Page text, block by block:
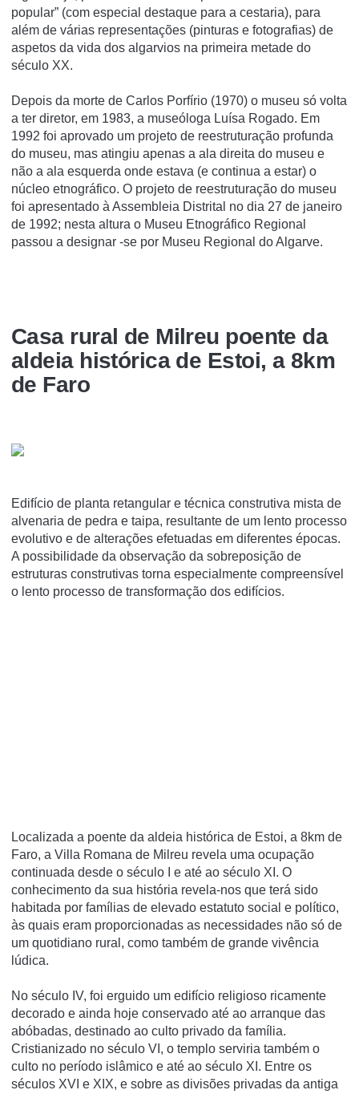
popular” (com especial destaque para a cestaria), para
além de várias representações (pinturas e fotografias) de
aspetos da vida dos algarvios na primeira metade do
século XX.
Depois da morte de Carlos Porfírio (1970) o museu só volta
a ter diretor, em 1983, a museóloga Luísa Rogado. Em
1992 foi aprovado um projeto de reestruturação profunda
do museu, mas atingiu apenas a ala direita do museu e
não a ala esquerda onde estava (e continua a estar) o
núcleo etnográfico. O projeto de reestruturação do museu
foi apresentado à Assembleia Distrital no dia 27 de janeiro
de 1992; nesta altura o Museu Etnográfico Regional
passou a designar -se por Museu Regional do Algarve.
Casa rural de Milreu poente da
aldeia histórica de Estoi, a 8km
de Faro
Edifí­cio de planta retangular e técnica construtiva mista de
alvenaria de pedra e taipa, resultante de um lento processo
evolutivo e de alterações efetuadas em diferentes épocas.
A possibilidade da observação da sobreposição de
estruturas construtivas torna especialmente compreensí­vel
o lento processo de transformação dos edifí­cios.
Localizada a poente da aldeia histórica de Estoi, a 8km de
Faro, a Villa Romana de Milreu revela uma ocupação
continuada desde o século I e até ao século XI. O
conhecimento da sua história revela-nos que terá sido
habitada por famílias de elevado estatuto social e político,
às quais eram proporcionadas as necessidades não só de
um quotidiano rural, como também de grande vivência
lúdica.
No século IV, foi erguido um edifício religioso ricamente
decorado e ainda hoje conservado até ao arranque das
abóbadas, destinado ao culto privado da família.
Cristianizado no século VI, o templo serviria também o
culto no período islâmico e até ao século XI. Entre os
séculos XVI e XIX, e sobre as divisões privadas da antiga